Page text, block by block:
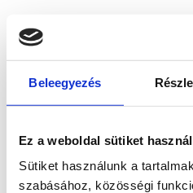
Beleegyezés
Ez a weboldal sütiket használ
Sütiket használunk a
szabásához, közösségi